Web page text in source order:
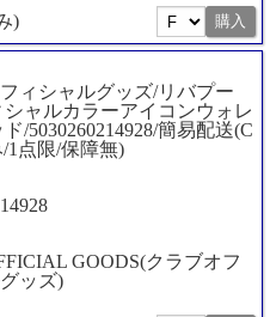
)
ィシャルグッズ/リバプー
シャルカラーアイコンウォレ
/5030260214928/簡易配送(C
1点限/保障無)
GOODS(クラブオフ
ッズ)